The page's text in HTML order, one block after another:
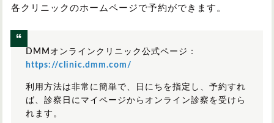
各クリニックのホームページで予約ができます。
DMMオンラインクリニック公式ページ：
https://clinic.dmm.com/
利用方法は非常に簡単で、日にちを指定し、予約すれ
ば、診察日にマイページからオンライン診察を受けら
れます。